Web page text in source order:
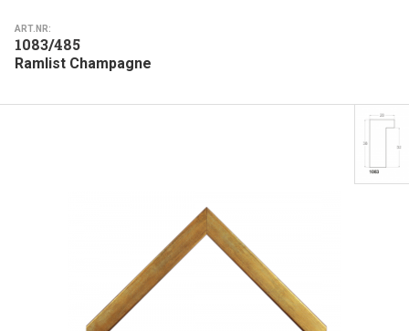
ART.NR:
1083/485
Ramlist Champagne